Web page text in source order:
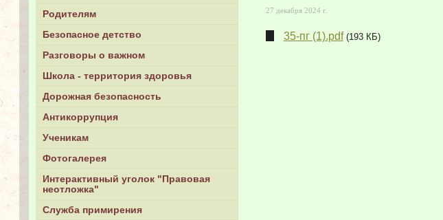
Родителям
Безопасное детство
Разговоры о важном
Школа - территория здоровья
Дорожная безопасность
Антикоррупция
Ученикам
Фотогалерея
Интерактивный уголок "Правовая
неотложка"
Служба примирения
27 декабря 2024 г.
35-пг (1).pdf (193 КБ)